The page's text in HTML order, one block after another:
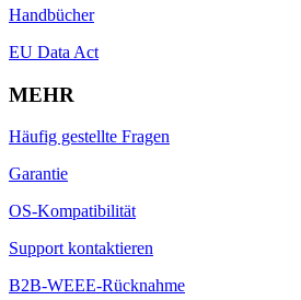
Handbücher
EU Data Act
MEHR
Häufig gestellte Fragen
Garantie
OS-Kompatibilität
Support kontaktieren
B2B-WEEE-Rücknahme